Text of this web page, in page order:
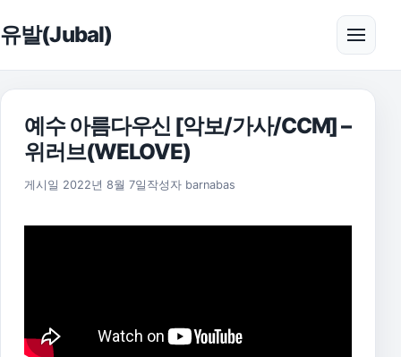
유발(Jubal) 메뉴
예수 아름다우신 [악보/가사/CCM] –
위러브(WELOVE)
게시일 2022년 8월 7일 2025년 11월 18일
작성자 barnabas